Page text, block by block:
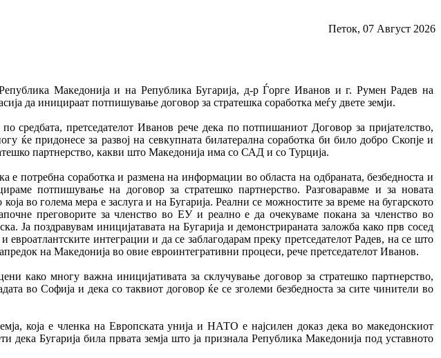
Петок, 07 Август 2026
Македонија и на Република Бугарија, д-р Ѓорге Иванов и г. Румен Радев на
да иницираат потпишување договор за стратешка соработка меѓу двете земји.
средбата, претседателот Иванов рече дека по потпишаниот Договор за пријателство,
ќе придонесе за развој на севкупната билатерална соработка би било добро Скопје и
партнерство, какви што Македонија има со САД и со Турција.
е потребна соработка и размена на информации во областа на одбраната, безбедноста и
потпишување на договор за стратешко партнерство. Разговаравме и за новата
во голема мера е заслуга и на Бугарија. Реални се можностите за време на бугарското
преговорите за членство во ЕУ и реално е да очекуваме покана за членство во
Ја поздравувам иницијатавата на Бугарија и демонстрираната заложба како прв сосед
интеграции и да се заблагодарам преку претседателот Радев, на се што
на Македонија во овие евроинтегративни процеси, рече претседателот Иванов.
како многу важна иницијативата за склучување договор за стратешко партнерство,
во Софија и дека со таквиот договор ќе се зголеми безбедноста за сите чинители во
која е членка на Европската унија и НАТО е најсилен доказ дека во македонскиот
дека Бугарија била првата земја што ја признала Република Македонија под уставното